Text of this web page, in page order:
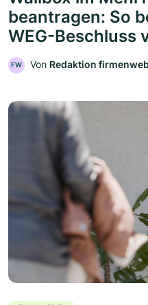
beantragen: So
WEG-Beschluss
FW Von Redaktion